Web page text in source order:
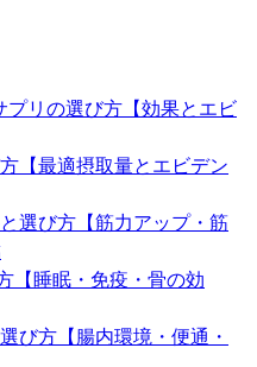
プリの選び方【効果とエビ
【最適摂取量とエビデン
選び方【筋力アップ・筋
【睡眠・免疫・骨の効
び方【腸内環境・便通・